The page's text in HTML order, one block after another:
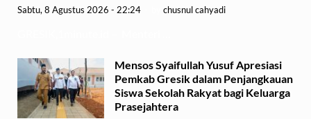
Sabtu, 8 Agustus 2026 - 22:24 chusnul cahyadi
Mensos Syaifullah Yusuf Apresiasi
Pemkab Gresik dalam Penjangkauan
Siswa Sekolah Rakyat bagi Keluarga
Prasejahtera